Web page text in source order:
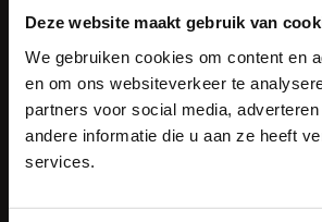
Deze website maakt gebruik van
We gebruiken cookies om content en
en om ons websiteverkeer te
partners voor social media,
andere informatie die u aan ze heeft
services.
Email